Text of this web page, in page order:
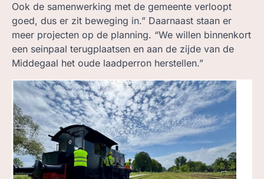
Ook de samenwerking met de gemeente verloopt
goed, dus er zit beweging in.” Daarnaast staan er
meer projecten op de planning. “We willen binnenkort
een seinpaal terugplaatsen en aan de zijde van de
Middegaal het oude laadperron herstellen.”